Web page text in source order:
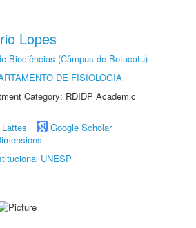
Lopes
Biociências (Câmpus de Botucatu)
DE FISIOLOGIA
Category: RDIDP Academic
Google Scholar
UNESP